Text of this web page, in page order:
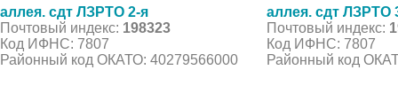
аллея. сдт ЛЗРТО 2-я
Почтовый индекс: 198323
Код ИФНС: 7807
Районный код ОКАТО: 40279566000
аллея. сдт ЛЗРТО
Почтовый индекс:
Код ИФНС: 7807
Районный код